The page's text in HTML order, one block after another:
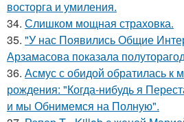
восторга и умиления.
34. Слишком мощная страховка.
35. "У нас Появились Общие
Арзамасова показала
36. Асмус с обидой обратилась к
рождения: "Когда-нибудь я
и мы Обнимемся на Полную".